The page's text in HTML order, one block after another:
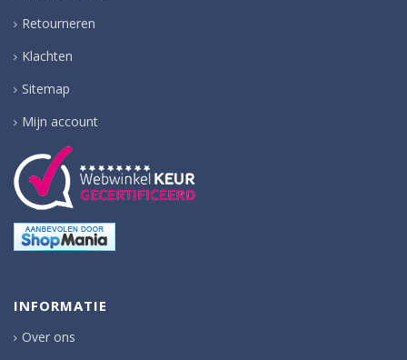
Retourneren
Klachten
Sitemap
Mijn account
INFORMATIE
Over ons